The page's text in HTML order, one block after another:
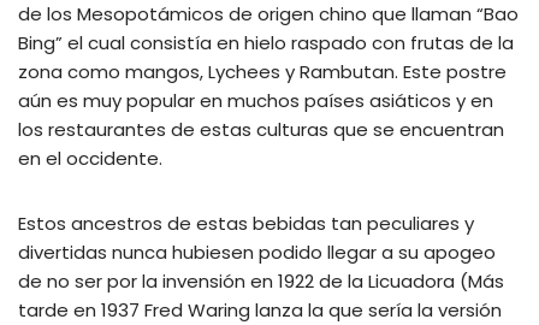
de los Mesopotámicos de origen chino que llaman “Bao
Bing” el cual consistía en hielo raspado con frutas de la
zona como mangos, Lychees y Rambutan. Este postre
aún es muy popular en muchos países asiáticos y en
los restaurantes de estas culturas que se encuentran
en el occidente.
Estos ancestros de estas bebidas tan peculiares y
divertidas nunca hubiesen podido llegar a su apogeo
de no ser por la invensión en 1922 de la Licuadora (Más
tarde en 1937 Fred Waring lanza la que sería la versión